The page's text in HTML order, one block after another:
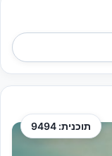
תוכנית: 9494